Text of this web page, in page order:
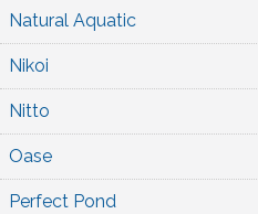
Natural Aquatic
Nikoi
Nitto
Oase
Perfect Pond